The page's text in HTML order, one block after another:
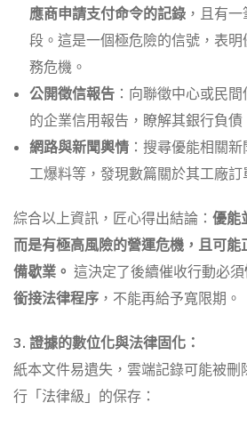
應商申請支付命令的記錄 ，且有
段。這是一個極危險的信號，表
務危機。
公開徵信報告 ：向聯徵中心或民
的企業信用報告，瞭解其銀行負債
網路與新聞輿情 ：搜尋優能相關
工爆料等，發現數篇關於其工廠訂
綜合以上資訊，匠心得出結論： 優能
而是有極高風險的營運危機，且可
備歇業。 這決定了後續催收行動必須
銜接法律程序 ，不能再給予寬限期。
3. 證據的數位化與法律固化：
紙本文件易遺失，雲端記錄可能被刪
行「法律級」的保存：